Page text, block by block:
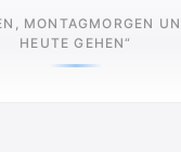
MONTAGMORGEN
HEUTE GEHEN“